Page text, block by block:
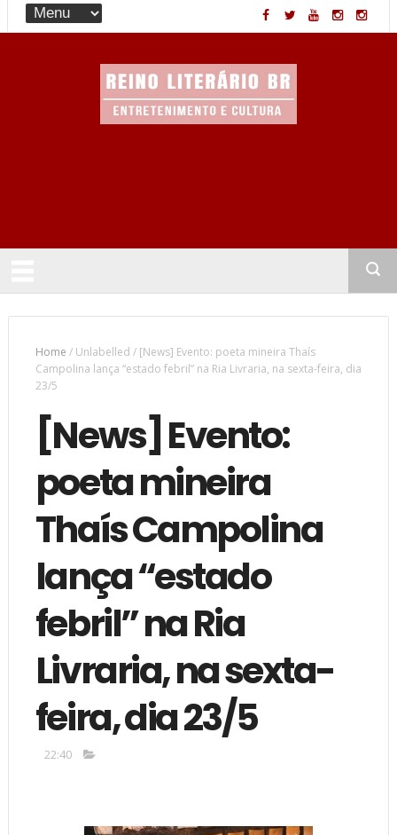
Home /Unlabelled / [News] Evento: poeta mineira Thaís
Campolina lança “estado febril” na Ria Livraria, na sexta-feira, dia
23/5
[News] Evento:
poeta mineira
Thaís Campolina
lança “estado
febril” na Ria
Livraria, na sexta-
feira, dia 23/5
22:40